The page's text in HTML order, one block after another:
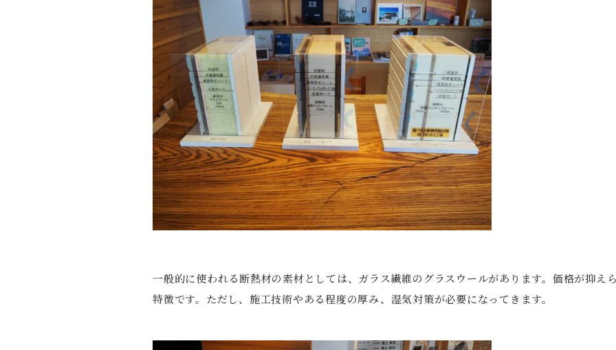
一般的に使われる断熱材の素材としては、ガラス繊維のグラスウールがあります。価格が抑え
特徴です。ただし、施工技術やある程度の厚み、湿気対策が必要になってきます。